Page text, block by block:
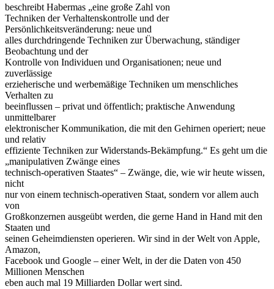
beschreibt Habermas „eine große Zahl von
Techniken der Verhaltenskontrolle und der
Persönlichkeitsveränderung: neue und
alles durchdringende Techniken zur Überwachung, ständiger
Beobachtung und der
Kontrolle von Individuen und Organisationen; neue und
zuverlässige
erzieherische und werbemäßige Techniken um menschliches
Verhalten zu
beeinflussen – privat und öffentlich; praktische Anwendung
unmittelbarer
elektronischer Kommunikation, die mit den Gehirnen operiert; neue
und relativ
effiziente Techniken zur Widerstands-Bekämpfung.“ Es geht um die
„manipulativen Zwänge eines
technisch-operativen Staates“ – Zwänge, die, wie wir heute wissen,
nicht
nur von einem technisch-operativen Staat, sondern vor allem auch
von
Großkonzernen ausgeübt werden, die gerne Hand in Hand mit den
Staaten und
seinen Geheimdiensten operieren. Wir sind in der Welt von Apple,
Amazon,
Facebook und Google – einer Welt, in der die Daten von 450
Millionen Menschen
eben auch mal 19 Milliarden Dollar wert sind.